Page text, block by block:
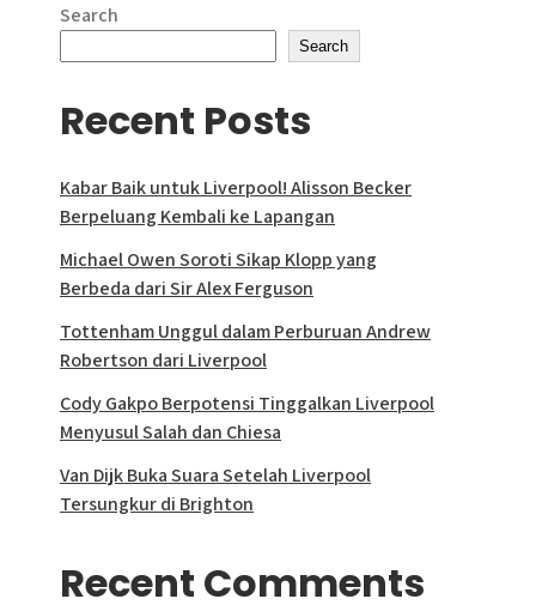
Search
Search
Recent Posts
Kabar Baik untuk Liverpool! Alisson Becker
Berpeluang Kembali ke Lapangan
Michael Owen Soroti Sikap Klopp yang
Berbeda dari Sir Alex Ferguson
Tottenham Unggul dalam Perburuan Andrew
Robertson dari Liverpool
Cody Gakpo Berpotensi Tinggalkan Liverpool
Menyusul Salah dan Chiesa
Van Dijk Buka Suara Setelah Liverpool
Tersungkur di Brighton
Recent Comments